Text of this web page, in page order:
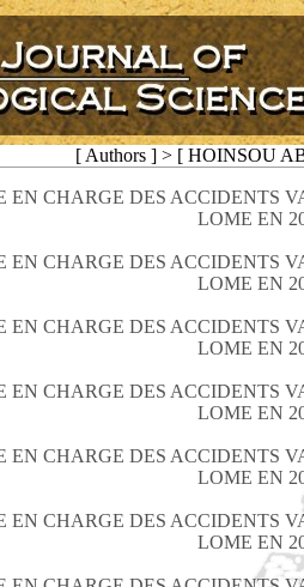
[ Authors ] > [ HOINSOU
EN CHARGE DES ACCIDENTS
LOME EN
EN CHARGE DES ACCIDENTS
LOME EN
EN CHARGE DES ACCIDENTS
LOME EN
EN CHARGE DES ACCIDENTS
LOME EN
EN CHARGE DES ACCIDENTS
LOME EN
EN CHARGE DES ACCIDENTS
LOME EN